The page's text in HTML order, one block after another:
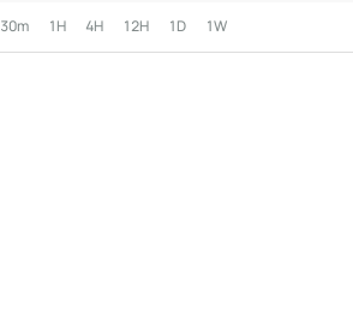
30m 1H 4H 12H 1D 1W